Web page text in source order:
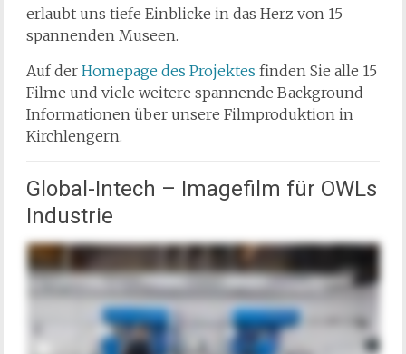
erlaubt uns tiefe Einblicke in das Herz von 15
spannenden Museen.
Auf derHomepage des Projektes finden Sie alle 15
Filme und viele weitere spannende Background-
Informationen über unsere Filmproduktion in
Kirchlengern.
Global-Intech – Imagefilm für OWLs
Industrie